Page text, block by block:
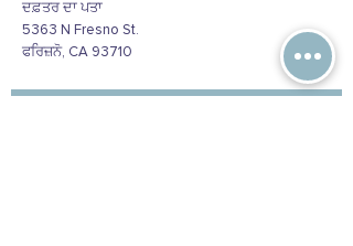
ਦਫ਼ਤਰ ਦਾ ਪਤਾ
5363 N Fresno St.
ਫਰਿਜ਼ਨੋ, CA 93710